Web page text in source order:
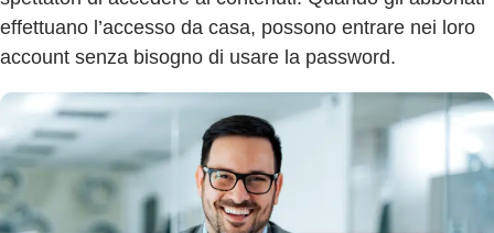
effettuano l’accesso da casa, possono entrare nei loro
account senza bisogno di usare la password.